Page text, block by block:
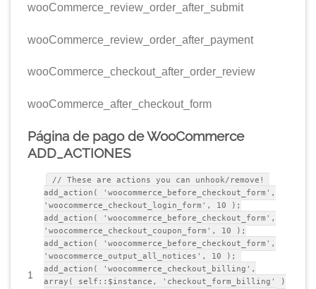
wooCommerce_review_order_after_submit
wooCommerce_review_order_after_payment
wooCommerce_checkout_after_order_review
wooCommerce_after_checkout_form
Página de pago de WooCommerce
ADD_ACTIONES
1
// These are actions you can unhook/remove!
add_action( 'woocommerce_before_checkout_form',
'woocommerce_checkout_login_form', 10 );
add_action( 'woocommerce_before_checkout_form',
'woocommerce_checkout_coupon_form', 10 );
add_action( 'woocommerce_before_checkout_form',
'woocommerce_output_all_notices', 10 );
add_action( 'woocommerce_checkout_billing',
array( self::$instance, 'checkout_form_billing' )